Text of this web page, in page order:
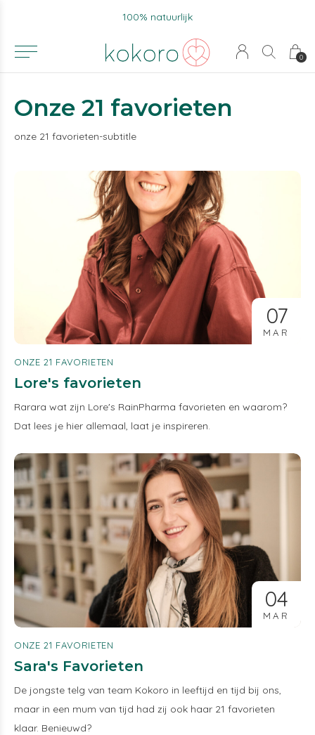
0
Onze 21 favorieten
onze 21 favorieten-subtitle
07
MAR
ONZE 21 FAVORIETEN
Lore's favorieten
Rarara wat zijn Lore's RainPharma favorieten en waarom?
Dat lees je hier allemaal, laat je inspireren.
04
MAR
ONZE 21 FAVORIETEN
Sara's Favorieten
De jongste telg van team Kokoro in leeftijd en tijd bij ons,
maar in een mum van tijd had zij ook haar 21 favorieten
klaar. Benieuwd?